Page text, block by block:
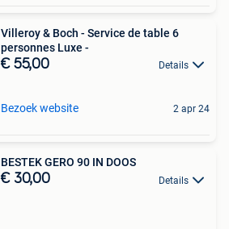
Villeroy & Boch - Service de table 6
personnes Luxe -
€ 55,00 Details
Bezoek website 2 apr 24
BESTEK GERO 90 IN DOOS
€ 30,00 Details